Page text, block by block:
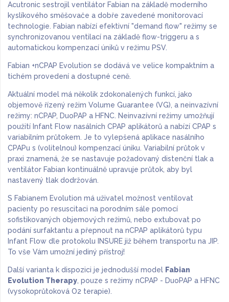
Acutronic sestrojil ventilátor Fabian na základě moderního
kyslíkového směšovače a dobře zavedené monitorovací
technologie. Fabian nabízí efektivní "demand flow" režimy se
synchronizovanou ventilací na základě flow-triggeru a s
automatickou kompenzací úniků v režimu PSV.
Fabian +nCPAP Evolution se dodává ve velice kompaktním a
tichém provedení a dostupné ceně.
Aktuální model má několik zdokonalených funkcí, jako
objemově řízený režim Volume Guarantee (VG), a neinvazívní
režimy: nCPAP, DuoPAP a HFNC. Neinvazívní režimy umožňují
použití Infant Flow nasálních CPAP aplikátorů a nabízí CPAP s
variabilním průtokem. Je to vylepšená aplikace nasálního
CPAPu s (volitelnou) kompenzací úniku. Variabilní průtok v
praxi znamená, že se nastavuje požadovaný distenční tlak a
ventilátor Fabian kontinuálně upravuje průtok, aby byl
nastavený tlak dodržován.
S Fabianem Evolution má uživatel možnost ventilovat
pacienty po resuscitaci na porodním sále pomocí
sofistikovaných objemových režimů, nebo extubovat po
podání surfaktantu a přepnout na nCPAP aplikátorů typu
Infant Flow dle protokolu INSURE již během transportu na JIP.
To vše Vám umožní jediný přístroj!
Další varianta k dispozici je jednodušší model Fabian
Evolution Therapy , pouze s režimy nCPAP - DuoPAP a HFNC
(vysokoprůtoková O2 terapie).